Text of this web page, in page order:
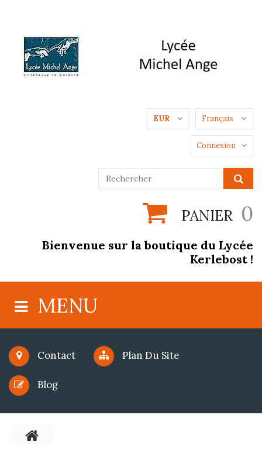
Français
EUR
Connexion
PANIER 0
Bienvenue sur la boutique du Lycée
Kerlebost !
MENU
Contact Plan Du Site
Blog